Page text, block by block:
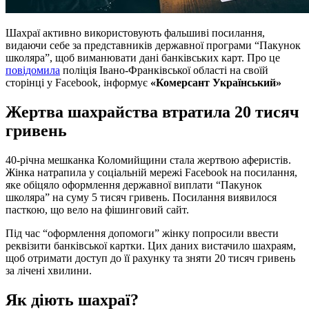
Шахраї активно використовують фальшиві посилання,
видаючи себе за представників державної програми “Пакунок
школяра”, щоб виманювати дані банківських карт. Про це
повідомила поліція Івано-Франківської області на своїй
сторінці у Facebook, інформує «Комерсант Український»
Жертва шахрайства втратила 20 тисяч
гривень
40-річна мешканка Коломийщини стала жертвою аферистів.
Жінка натрапила у соціальній мережі Facebook на посилання,
яке обіцяло оформлення державної виплати “Пакунок
школяра” на суму 5 тисяч гривень. Посилання виявилося
пасткою, що вело на фішинговий сайт.
Під час “оформлення допомоги” жінку попросили ввести
реквізити банківської картки. Цих даних вистачило шахраям,
щоб отримати доступ до її рахунку та зняти 20 тисяч гривень
за лічені хвилини.
Як діють шахраї?